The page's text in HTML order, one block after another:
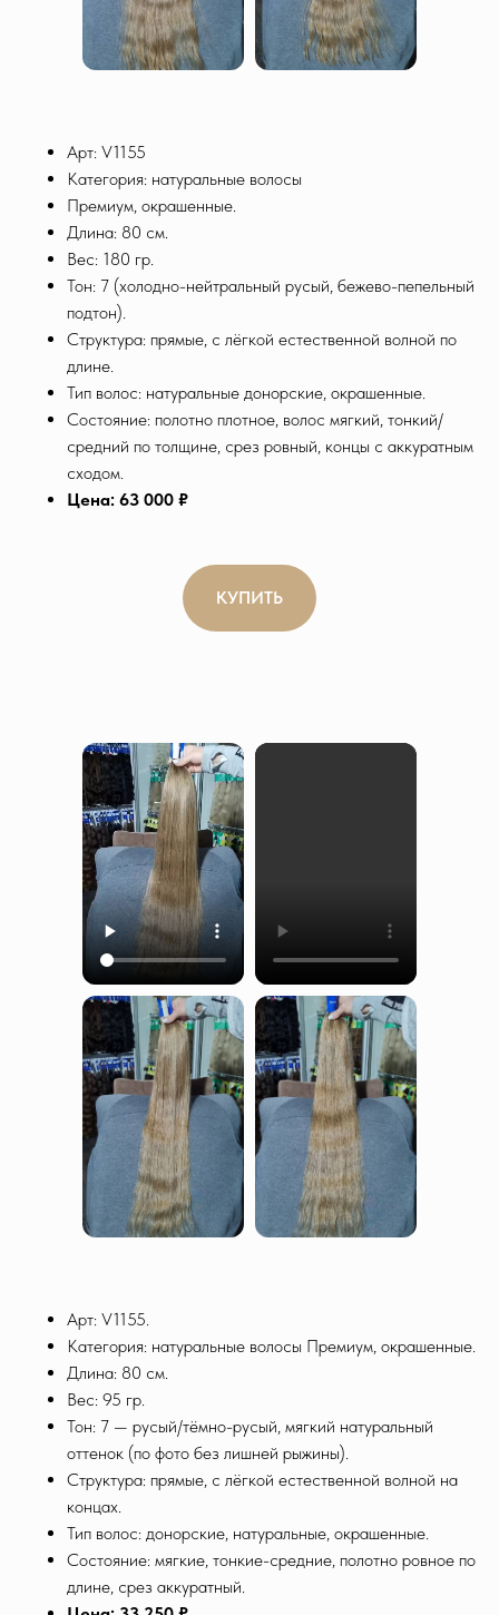
Арт: V1155
Категория: натуральные волосы
Премиум, окрашенные.
Длина: 80 см.
Вес: 180 гр.
Тон: 7 (холодно-нейтральный русый, бежево-пепельный
подтон).
Структура: прямые, с лёгкой естественной волной по
длине.
Тип волос: натуральные донорские, окрашенные.
Состояние: полотно плотное, волос мягкий, тонкий/
средний по толщине, срез ровный, концы с аккуратным
сходом.
Цена: 63 000 ₽
КУПИТЬ
Арт: V1155.
Категория: натуральные волосы Премиум, окрашенные.
Длина: 80 см.
Вес: 95 гр.
Тон: 7 — русый/тёмно-русый, мягкий натуральный
оттенок (по фото без лишней рыжины).
Структура: прямые, с лёгкой естественной волной на
концах.
Тип волос: донорские, натуральные, окрашенные.
Состояние: мягкие, тонкие-средние, полотно ровное по
длине, срез аккуратный.